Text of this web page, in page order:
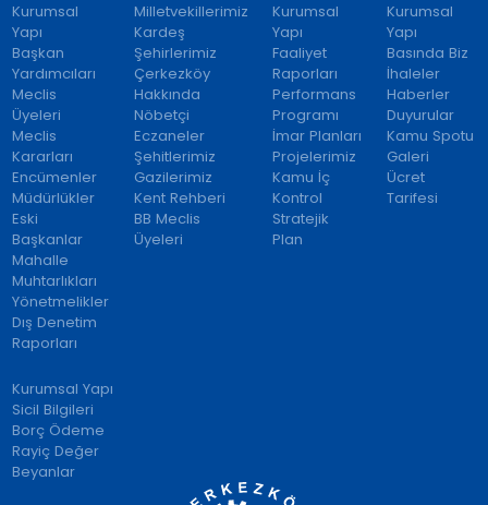
Kurumsal
Yapı
Başkan
Yardımcıları
Meclis
Üyeleri
Meclis
Kararları
Encümenler
Müdürlükler
Eski
Başkanlar
Mahalle
Muhtarlıkları
Yönetmelikler
Dış Denetim
Raporları
Milletvekillerimiz
Kardeş
Şehirlerimiz
Çerkezköy
Hakkında
Nöbetçi
Eczaneler
Şehitlerimiz
Gazilerimiz
Kent Rehberi
BB Meclis
Üyeleri
Kurumsal
Yapı
Faaliyet
Raporları
Performans
Programı
İmar Planları
Projelerimiz
Kamu İç
Kontrol
Stratejik
Plan
Kurumsal
Yapı
Basında Biz
İhaleler
Haberler
Duyurular
Kamu Spotu
Galeri
Ücret
Tarifesi
Kurumsal Yapı
Sicil Bilgileri
Borç Ödeme
Rayiç Değer
Beyanlar